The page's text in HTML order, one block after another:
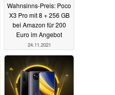
Wahnsinns-Preis: Poco
X3 Pro mit 8 + 256 GB
bei Amazon für 200
Euro im Angebot
24.11.2021